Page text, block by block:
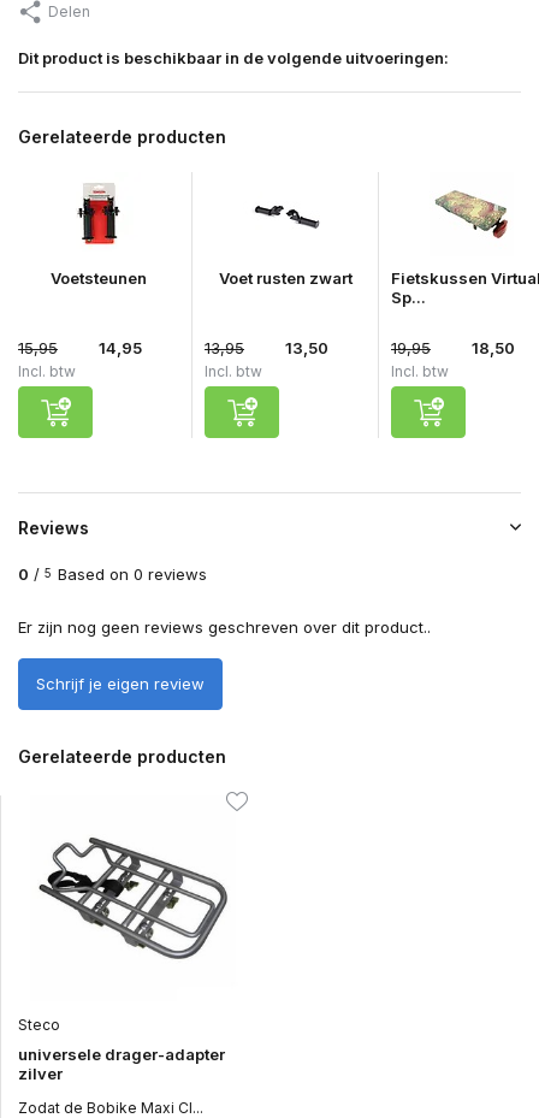
Delen
Dit product is beschikbaar in de volgende uitvoeringen:
Gerelateerde producten
Voetsteunen
15,95 14,95
Incl. btw
Voet rusten zwart
13,95 13,50
Incl. btw
Fietskussen
Sp...
19,95 18,50
Incl. btw
Reviews
0 / 5 Based on 0 reviews
Er zijn nog geen reviews geschreven over dit product..
Schrijf je eigen review
Gerelateerde producten
Steco
universele drager-adapter
zilver
Zodat de Bobike Maxi Cl...